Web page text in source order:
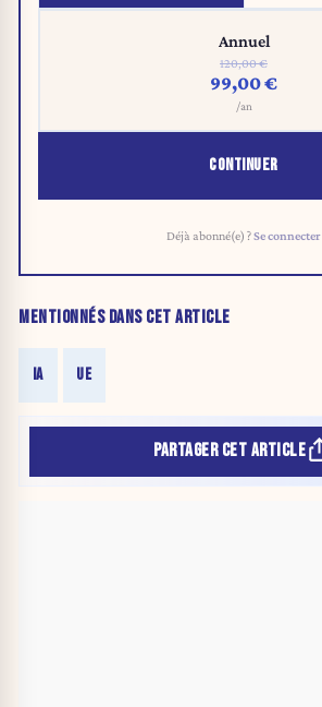
Annuel
120,00 €
99,00 €
/an
CONTINUER
Déjà abonné(e) ?Se connecter
MENTIONNÉS DANS CET ARTICLE
IA UE
PARTAGER CET ARTICLE